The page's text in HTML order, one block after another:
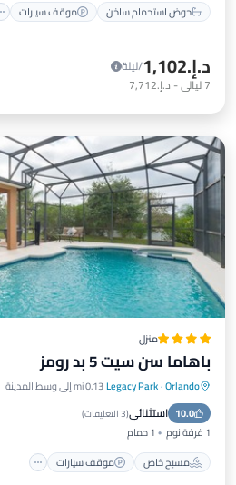
حوض استحمام ساخن
موقف سيارات
د.إ.‏1,102
/ليلة
7ليالي- د.إ.‏7,712
منزل
باهاما سن سيت 5 بد رومز
Orlando
·
Legacy Park0.13 mi إلى وسط المدينة
10.0 استثنائي(3 التعليقات )
1 غرفة نوم
1 حمام
مسبح خاص
موقف سيارات
مسبح خاص موقف سيارات
شرفة / تراس